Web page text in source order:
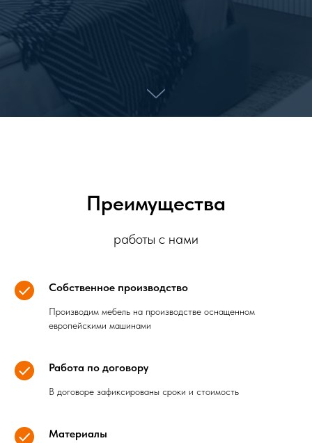
Преимущества
работы с нами
Собственное производство
Производим мебель на производстве оснащенном
европейскими машинами
Работа по договору
В договоре зафиксированы сроки и стоимость
Материалы